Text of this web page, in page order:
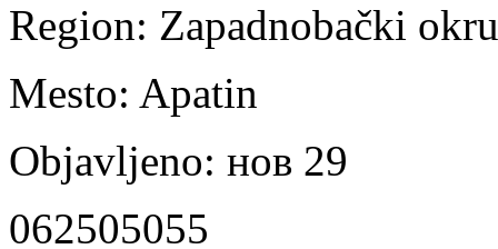
Region: Zapadnobački
Mesto: Apatin
Objavljeno: нов 29
062505055